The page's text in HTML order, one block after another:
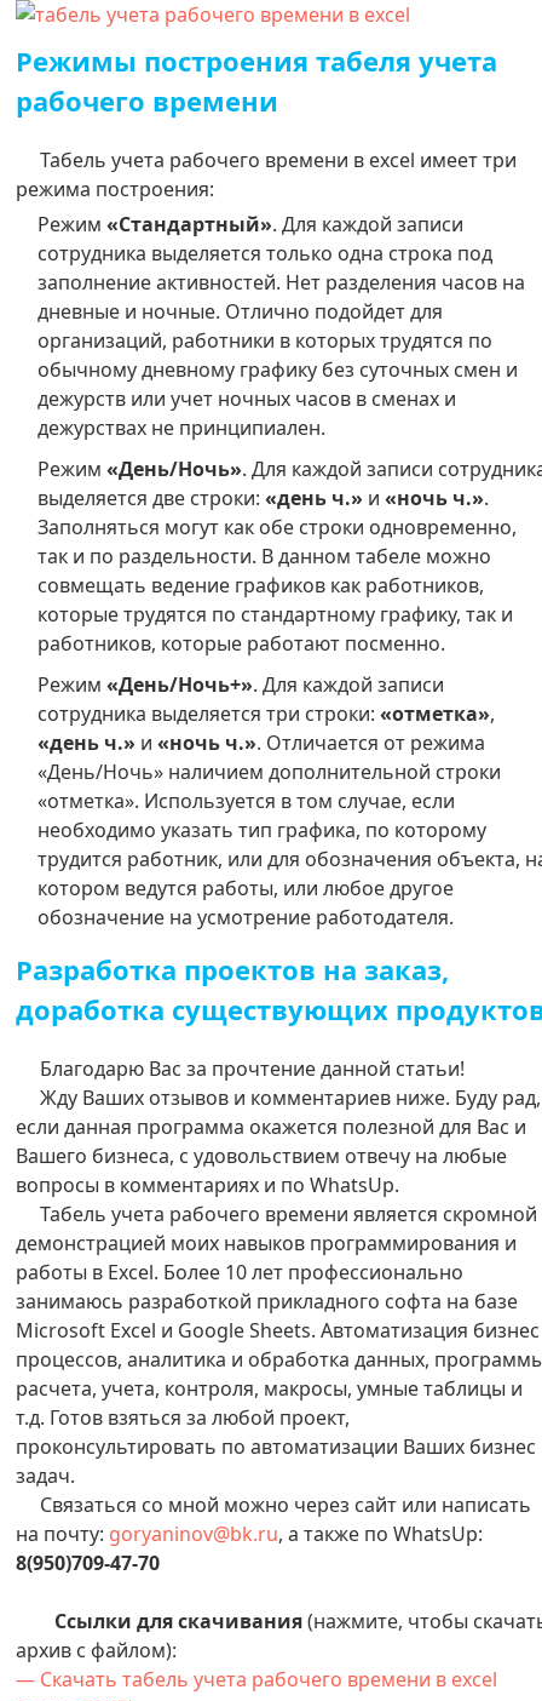
Режимы построения табеля учета
рабочего времени
Табель учета рабочего времени в excel имеет три
режима построения:
Режим«Стандартный». Для каждой записи
сотрудника выделяется только одна строка под
заполнение активностей. Нет разделения часов на
дневные и ночные. Отлично подойдет для
организаций, работники в которых трудятся по
обычному дневному графику без суточных смен и
дежурств или учет ночных часов в сменах и
дежурствах не принципиален.
Режим«День/Ночь». Для каждой записи
выделяется две строки:«день ч.» и«ночь ч.».
Заполняться могут как обе строки одновременно,
так и по раздельности. В данном табеле можно
совмещать ведение графиков как работников,
которые трудятся по стандартному графику, так и
работников, которые работают посменно.
Режим«День/Ночь+». Для каждой записи
сотрудника выделяется три строки:«отметка»,
«день ч.» и«ночь ч.». Отличается от режима
«День/Ночь» наличием дополнительной строки
«отметка». Используется в том случае, если
необходимо указать тип графика, по которому
трудится работник, или для обозначения объекта,
котором ведутся работы, или любое другое
обозначение на усмотрение работодателя.
Разработка проектов на заказ,
доработка существующих
Благодарю Вас за прочтение данной статьи!
Жду Ваших отзывов и комментариев ниже. Буду рад,
если данная программа окажется полезной для Вас и
Вашего бизнеса, с удовольствием отвечу на любые
вопросы в комментариях и по WhatsUp.
Табель учета рабочего времени является скромной
демонстрацией моих навыков программирования и
работы в Excel. Более 10 лет профессионально
занимаюсь разработкой прикладного софта на базе
Microsoft Excel и Google Sheets. Автоматизация бизнес
процессов, аналитика и обработка данных,
расчета, учета, контроля, макросы, умные таблицы и
т.д. Готов взяться за любой проект,
проконсультировать по автоматизации Ваших бизнес
задач.
Связаться со мной можно через сайт или написать
на почту: goryaninov@bk.ru, а также по WhatsUp:
8(950)709-47-70
Ссылки для скачивания(нажмите, чтобы
архив с файлом):
— Скачать табель учета рабочего времени в excel